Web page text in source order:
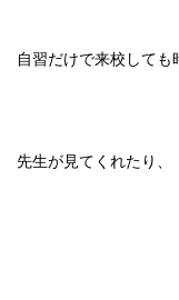
自習だけで来校しても
先生が見てくれたり、